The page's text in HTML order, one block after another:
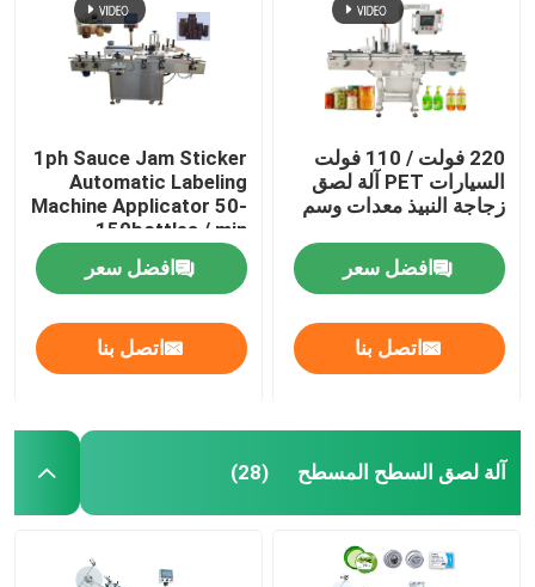
220 فولت / 110 فولت
السيارات PET آلة لصق
زجاجة النبيذ معدات وسم
افضل سعر
اتصل بنا
1ph Sauce Jam Sticker
Automatic Labeling
Machine Applicator 50-
150bottles / min
افضل سعر
اتصل بنا
آلة لصق السطح المسطح (28)